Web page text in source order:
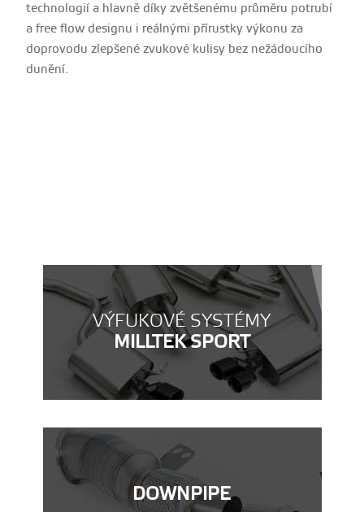
technologií a hlavně díky zvětšenému průměru potrubí
a free flow designu i reálnými přírustky výkonu za
doprovodu zlepšené zvukové kulisy bez nežádoucího
dunění.
VÝFUKOVÉ SYSTÉMY
MILLTEK SPORT
DOWNPIPE